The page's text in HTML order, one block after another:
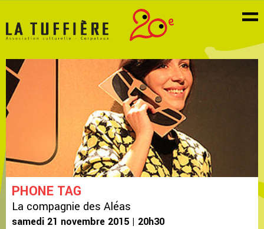
PHONE TAG
La compagnie des Aléas
samedi 21 novembre 2015 | 20h30